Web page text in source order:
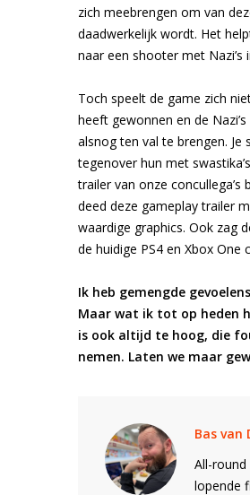
zich meebrengen om van
daadwerkelijk wordt. Het
naar een shooter met
Toch speelt de game zich
heeft gewonnen en de
alsnog ten val te brengen.
tegenover hun met
trailer van onze
deed deze gameplay trailer
waardige graphics. Ook zag
de huidige PS4 en Xbox
Ik heb gemengde
Maar wat ik tot op heden
is ook altijd te hoog, die
nemen. Laten we maar
Bas van
All-
lopende